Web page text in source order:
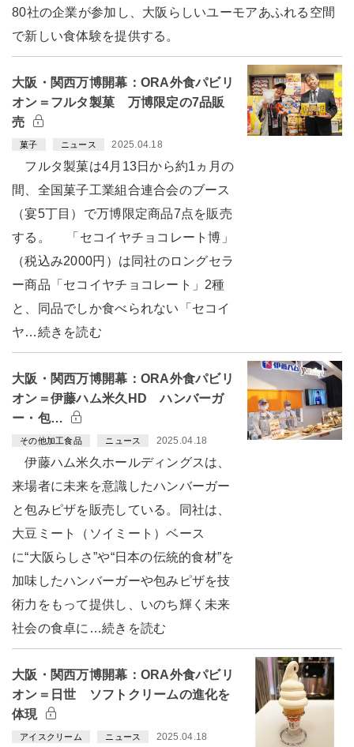
80社の企業が参加し、大阪らしいユーモアあふれる空間
で新しい食体験を提供する。
大阪・関西万博開幕：ORA外食パビリ
オン＝フルタ製菓 万博限定の7品販
売
菓子 ニュース 2025.04.18
フルタ製菓は4月13日から約1ヵ月の
間、全国菓子工業組合連合会のブース
（宴5丁目）で万博限定商品7点を販売
する。 「セコイヤチョコレート博」
（税込み2000円）は同社のロングセラ
ー商品「セコイヤチョコレート」2種
と、同品でしか食べられない「セコイ
ヤ…続きを読む
大阪・関西万博開幕：ORA外食パビリ
オン＝伊藤ハム米久HD ハンバーガ
ー・包…
その他加工食品 ニュース 2025.04.18
伊藤ハム米久ホールディングスは、
来場者に未来を意識したハンバーガー
と包みピザを販売している。同社は、
大豆ミート（ソイミート）ベース
に“大阪らしさ”や“日本の伝統的食材”を
加味したハンバーガーや包みピザを技
術力をもって提供し、いのち輝く未来
社会の食卓に…続きを読む
大阪・関西万博開幕：ORA外食パビリ
オン＝日世 ソフトクリームの進化を
体現
アイスクリーム ニュース 2025.04.18